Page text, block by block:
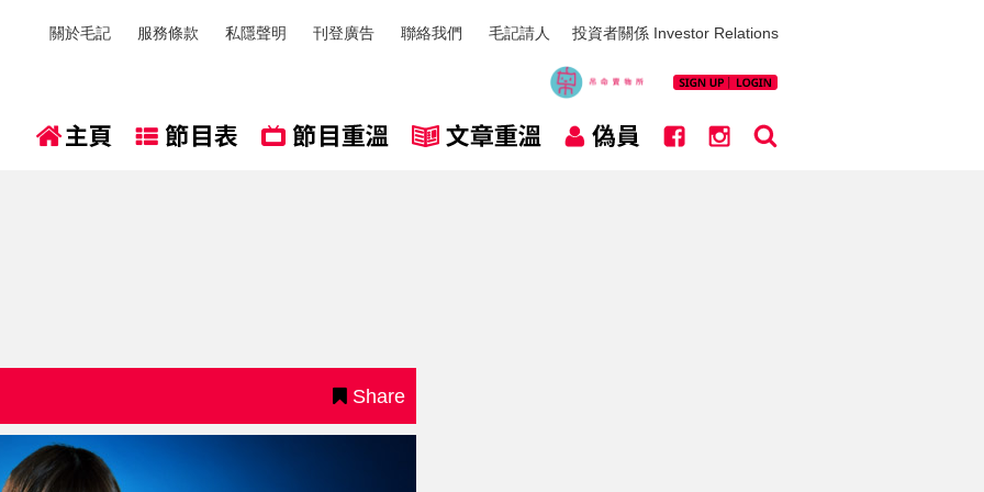
關於毛記 服務條款 私隱聲明 刊登廣告 聯絡我們 毛記請人 投資者關係 Investor Relations
Share